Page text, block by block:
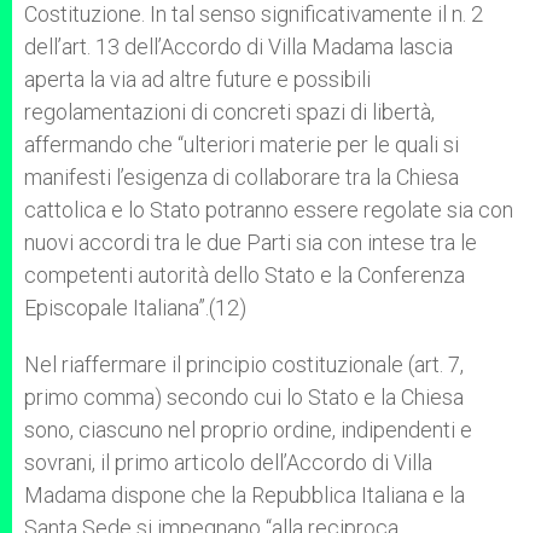
Costituzione. In tal senso significativamente il n. 2
dell’art. 13 dell’Accordo di Villa Madama lascia
aperta la via ad altre future e possibili
regolamentazioni di concreti spazi di libertà,
affermando che “ulteriori materie per le quali si
manifesti l’esigenza di collaborare tra la Chiesa
cattolica e lo Stato potranno essere regolate sia con
nuovi accordi tra le due Parti sia con intese tra le
competenti autorità dello Stato e la Conferenza
Episcopale Italiana”.(12)
Nel riaffermare il principio costituzionale (art. 7,
primo comma) secondo cui lo Stato e la Chiesa
sono, ciascuno nel proprio ordine, indipendenti e
sovrani, il primo articolo dell’Accordo di Villa
Madama dispone che la Repubblica Italiana e la
Santa Sede si impegnano “alla reciproca